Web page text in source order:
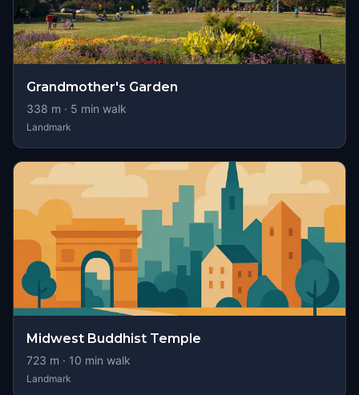
Grandmother's Garden
338 m · 5 min walk
Landmark
Midwest Buddhist Temple
723 m · 10 min walk
Landmark